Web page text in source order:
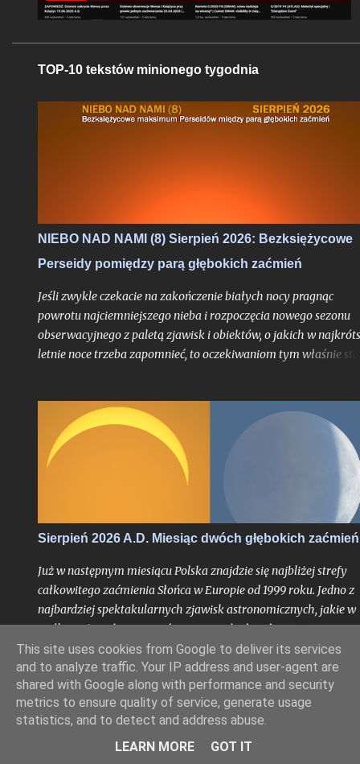
TOP-10 tekstów minionego tygodnia
NIEBO NAD NAMI (8) Sierpień 2026: Bezksiężycowe
Perseidy pomiędzy parą głębokich zaćmień
Jeśli zwykle czekacie na zakończenie białych nocy pragnąc
powrotu najciemniejszego nieba i rozpoczęcia nowego sezonu
obserwacyjnego z paletą zjawisk i obiektów, o jakich w
letnie noce trzeba zapomnieć, to oczekiwaniom tym właśnie
tym roku, trudno bowiem w najnowszej historii znaleźć
przypadek takiego sierpnia, który wiązałby się z
kumulacją wspaniałości na skalę jak w 2026 roku. O ile bowiem
najsłynniejszy rój meteorów nie jest dla tego miesiąca
tyle fakt, że będzie on otoczony bardzo głębokimi zaćmieniami
zarówno Słońca jak i Księżyca - to już nawarstwienie zjawisk
wielkiego kalibru na skalę, jakiej chyba nikt z nas jeszcze nie
doświadczył.
Sierpień 2026 A.D. Miesiąc dwóch głębokich zaćmień
Już w następnym miesiącu Polska znajdzie się najbliżej strefy
całkowitego zaćmienia Słońca w Europie od 1999 roku. Jedno z
najbardziej spektakularnych zjawisk astronomicznych, jakie w
ogóle można obserwować z Ziemi nie będzie dane naszemu
krajowi, jak już mogą sugerować liczne sensacyjne nagłówki o
nadchodzącej "ciemności" w środku dnia bez precyzowania, o
który obszar kontynentu chodzi - spektakl ten rozegra się
innymi nad Hiszpanią. Choć faza całkowita z Polski
nie będzie, tak duża bliskość względem pasa jej widoczności
oznacza nieuchronnie, że znajdziemy się w strefie zaćmienia
This site uses cookies from Google to deliver its services
and to analyze traffic. Your IP address and user-agent are
shared with Google along with performance and security
metrics to ensure quality of service, generate usage
statistics, and to detect and address abuse.
LEARN MORE
GOT IT